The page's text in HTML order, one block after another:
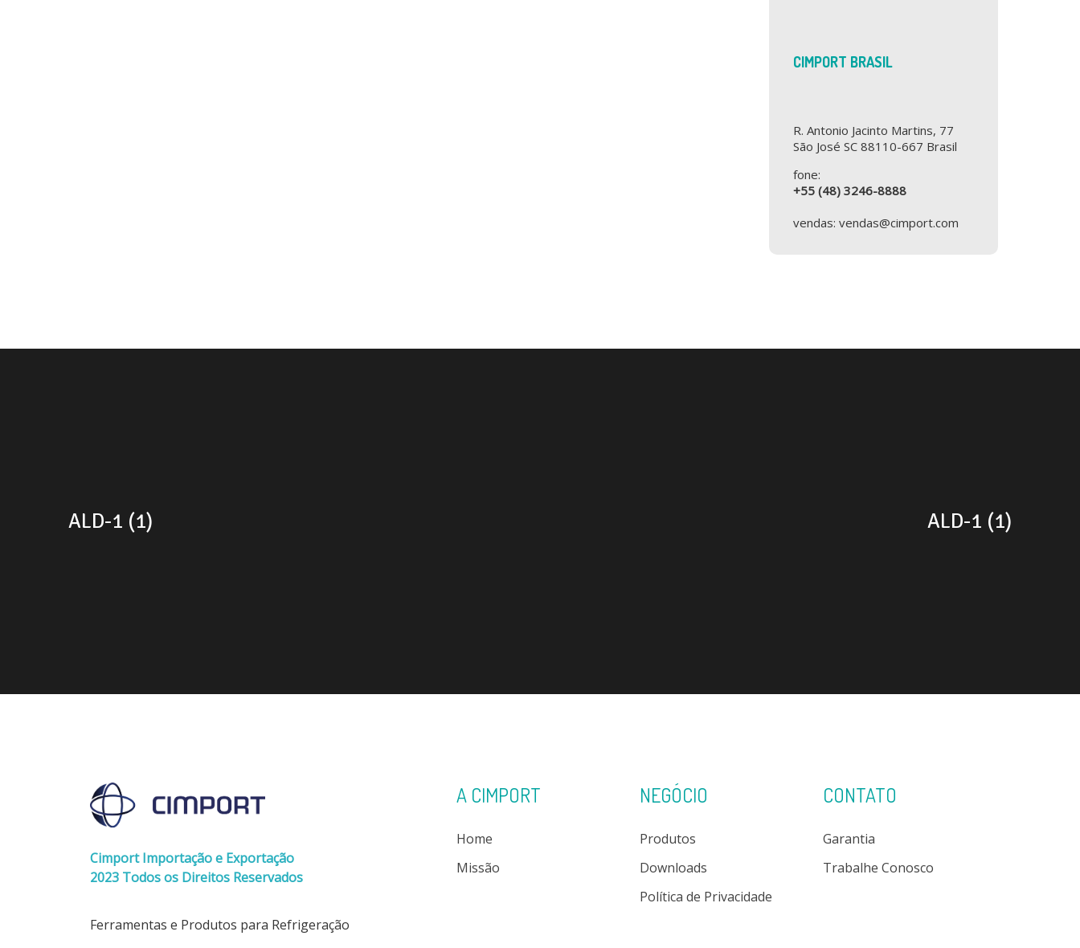
CIMPORT BRASIL
R. Antonio Jacinto Martins, 77
São José SC 88110-667 Brasil
fone:
+55 (48) 3246-8888
vendas: vendas@cimport.com
ALD-1 (1) ALD-1 (1)
Cimport Importação e Exportação
2023 Todos os Direitos Reservados
Ferramentas e Produtos para Refrigeração
A CIMPORT
Home
Missão
NEGÓCIO
Produtos
Downloads
Política de Privacidade
CONTATO
Garantia
Trabalhe Conosco